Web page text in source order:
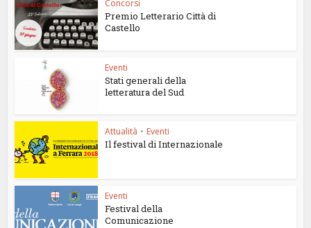
Concorsi
Premio Letterario Città di
Castello
Eventi
Stati generali della
letteratura del Sud
Attualità • Eventi
Il festival di Internazionale
Eventi
Festival della
Comunicazione